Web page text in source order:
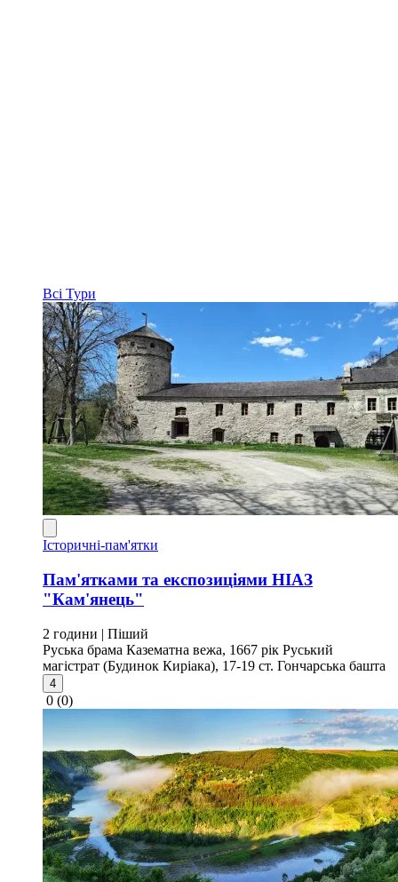
Всі Тури
Історичні-пам'ятки
Пам'ятками та експозиціями НІАЗ
"Кам'янець"
2 години | Піший
Руська брама Казематна вежа, 1667 рік Руський
магістрат (Будинок Киріака), 17-19 ст. Гончарська башта
4
0 (0)